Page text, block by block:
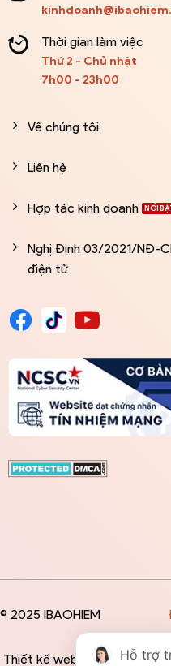
Thời gian làm việc
Thứ 2 - Chủ nhật
7h00 - 23h00
Về chúng tôi
Liên hệ
Hợp tác kinh doanh
Nghị Định 03/2021/NĐ-
điện tử
© 2025 IBAOHIEM
Thiết kế website độc quyền
Hỗ trợ